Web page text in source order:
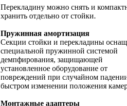
Перекладину можно снять и
хранить отдельно от стойки.
Пружинная амортизация
Секции стойки и перекладины
специальной пружинной системой
демпфирования, защищающей
установленное оборудование от
повреждений при случайном
быстром изменении положения
Монтажные адаптеры